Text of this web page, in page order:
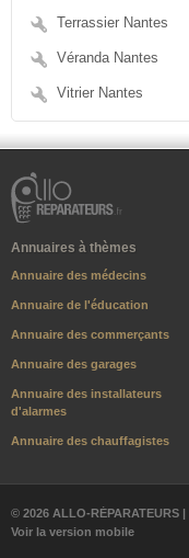
Terrassier Nantes
Véranda Nantes
Vitrier Nantes
Annuaires à thèmes
Annuaire des médecins
Annuaire de l'éducation
Annuaire des commerçants
Annuaire des garages
Annuaire des installateurs
d'alarmes
Annuaire des chauffagistes
© 2026 ALLO-RÉPARATEURS |
Voir la version mobile